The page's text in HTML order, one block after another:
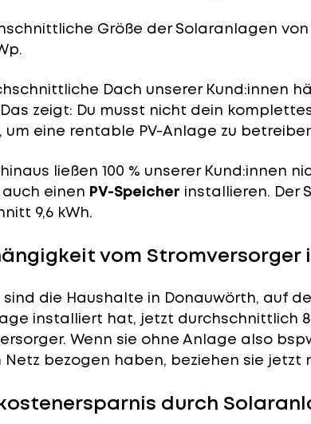
Größe der Solaranlagen
Dach unserer Kund:innen
zeigt: Du musst nicht dein
um eine rentable PV-Anlage zu
ließen 100 % unserer Kund:innen
einen PV-Speicher installieren. Der
9,6 kWh.
vom Stromversorger
sind die Haushalte in Donauwörth, auf
installiert hat, jetzt durchschnittlich
Wenn sie ohne Anlage also
Netz bezogen haben, beziehen sie jetzt
durch